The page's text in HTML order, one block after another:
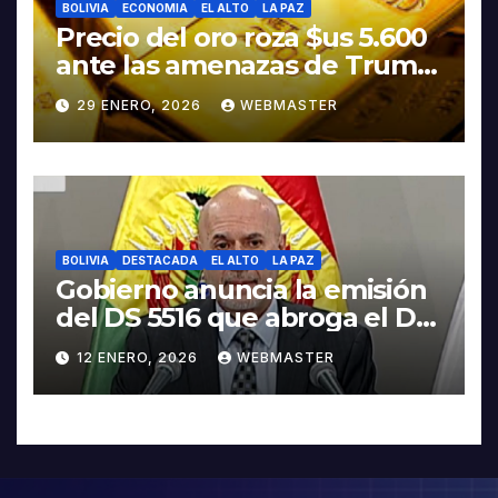
BOLIVIA ECONOMIA EL ALTO LA PAZ
Precio del oro roza $us 5.600
ante las amenazas de Trump
contra Irán
29 ENERO, 2026 WEBMASTER
BOLIVIA DESTACADA EL ALTO LA PAZ
Gobierno anuncia la emisión
del DS 5516 que abroga el DS
5503
12 ENERO, 2026 WEBMASTER